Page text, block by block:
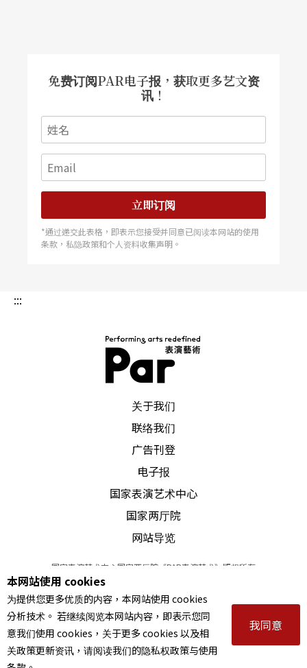
免费订阅PAR电子报，获取更多艺文资
讯！
立即订阅
*通过递交此表格，即表示您接受并同意已阅读本网站的使用
条款，私隐政策和个人资料收集声明。
:::
关于我们
联络我们
广告刊登
电子报
国家表演艺术中心
国家两厅院
网站导览
国家表演艺术中心国家两厅院《PAR表演艺术》版权所有
© 2022Performing arts redefined. All Rights Reserved
统一编号 Tax Id number 00973926
本站所提供相关演出资讯，如有异动应以主办单位公告为准。
服务条款｜隐私权声明｜著作权声明
本网站使用 cookies
为提供您更多优质的内容，本网站使用 cookies
分析技术。 若继续阅览本网站内容，即表示您同
意我们使用 cookies，关于更多 cookies 以及相
关政策更新资讯，请阅读我们的隐私权政策与使用
我同意